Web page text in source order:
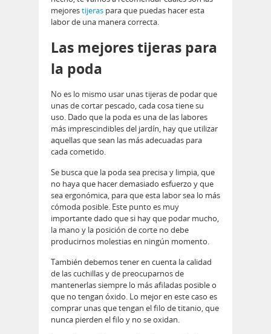
mejorestijeras para que puedas hacer esta
labor de una manera correcta.
Las mejores tijeras para
la poda
No es lo mismo usar unas tijeras de podar que
unas de cortar pescado, cada cosa tiene su
uso. Dado que la poda es una de las labores
más imprescindibles del jardín, hay que utilizar
aquellas que sean las más adecuadas para
cada cometido.
Se busca que la poda sea precisa y limpia, que
no haya que hacer demasiado esfuerzo y que
sea ergonómica, para que esta labor sea lo más
cómoda posible. Este punto es muy
importante dado que si hay que podar mucho,
la mano y la posición de corte no debe
producirnos molestias en ningún momento.
También debemos tener en cuenta la calidad
de las cuchillas y de preocuparnos de
mantenerlas siempre lo más afiladas posible o
que no tengan óxido. Lo mejor en este caso es
comprar unas que tengan el filo de titanio, que
nunca pierden el filo y no se oxidan.